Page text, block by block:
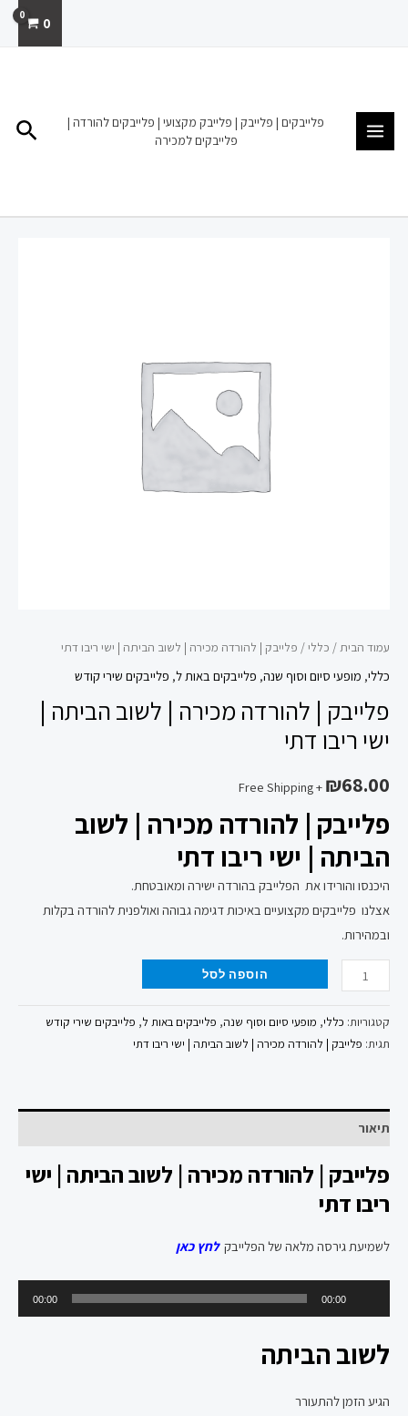
0
פלייבקים | פלייבק | פלייבק מקצועי | פלייבקים להורדה |
פלייבקים למכירה
עמוד הבית/ כללי/ פלייבק | להורדה מכירה | לשוב הביתה | ישי ריבו דתי
כללי, מופעי סיום וסוף שנה, פלייבקים באות ל, פלייבקים שירי קודש
פלייבק | להורדה מכירה | לשוב הביתה |
ישי ריבו דתי
₪68.00
+ Free Shipping
פלייבק | להורדה מכירה | לשוב
הביתה | ישי ריבו דתי
היכנסו והורידו את הפלייבק בהורדה ישירה ומאובטחת.
אצלנו פלייבקים מקצועיים באיכות דגימה גבוהה ואולפנית להורדה בקלות
ובמהירות.
הוספה לסל
קטגוריות: כללי, מופעי סיום וסוף שנה, פלייבקים באות ל, פלייבקים שירי קודש
תגית: פלייבק | להורדה מכירה | לשוב הביתה | ישי ריבו דתי
תיאור
פלייבק | להורדה מכירה | לשוב הביתה | ישי
ריבו דתי
לשמיעת גירסה מלאה של הפלייבקלחץ כאן
אודיו
00:00
00:00
לשוב הביתה
הגיע הזמן להתעורר